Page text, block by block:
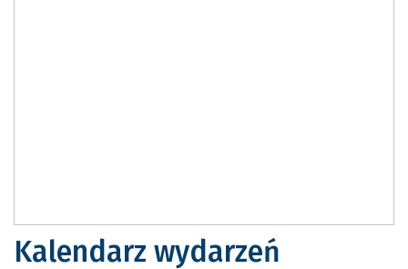
Kalendarz wydarzeń